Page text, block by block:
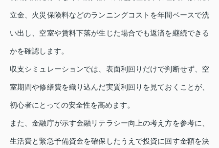
立金、火災保険料などのランニングコストを年間ベースで洗
い出し、空室や賃料下落が生じた場合でも返済を継続できる
かを確認します。
収支シミュレーションでは、表面利回りだけで判断せず、空
室期間や修繕費を織り込んだ実質利回りを見ておくことが、
初心者にとっての安全性を高めます。
また、金融庁が示す金融リテラシー向上の考え方を参考に、
生活費と緊急予備資金を確保したうえで投資に回す金額を決